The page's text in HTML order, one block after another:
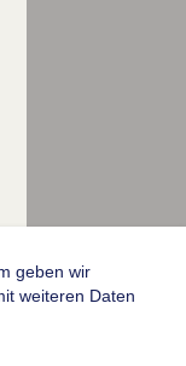
geben wir
weiteren Daten